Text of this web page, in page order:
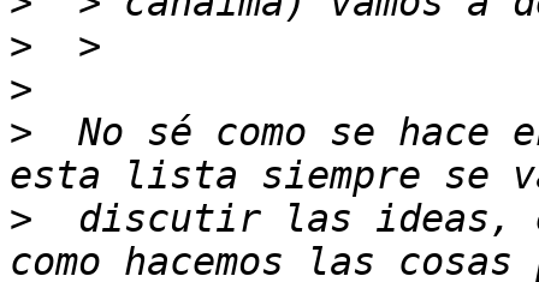
>
>
>
No sé como se hace
>
discutir las ideas,